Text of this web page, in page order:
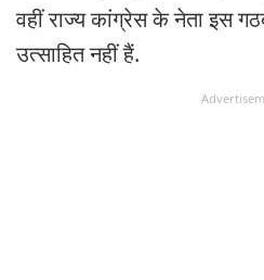
वहीं राज्य कांग्रेस के नेता इस
उत्साहित नहीं हैं.